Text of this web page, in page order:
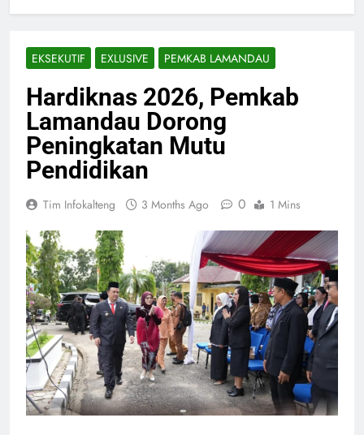
EKSEKUTIF EXLUSIVE PEMKAB LAMANDAU
Hardiknas 2026, Pemkab
Lamandau Dorong
Peningkatan Mutu
Pendidikan
Tim Infokalteng 3 Months Ago 0 1 Mins